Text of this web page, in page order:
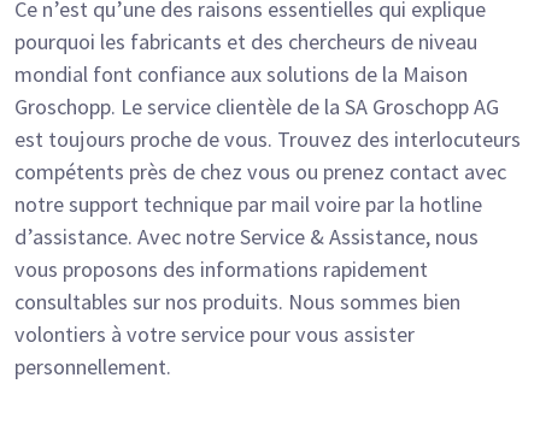
Ce n’est qu’une des raisons essentielles qui explique
pourquoi les fabricants et des chercheurs de niveau
mondial font confiance aux solutions de la Maison
Groschopp. Le service clientèle de la SA Groschopp AG
est toujours proche de vous. Trouvez des interlocuteurs
compétents près de chez vous ou prenez contact avec
notre support technique par mail voire par la hotline
d’assistance. Avec notre Service & Assistance, nous
vous proposons des informations rapidement
consultables sur nos produits. Nous sommes bien
volontiers à votre service pour vous assister
personnellement.